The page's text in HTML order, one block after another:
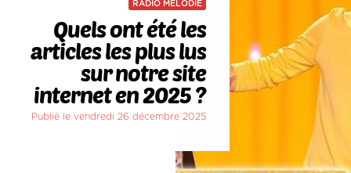
RADIO MÉLODIE
Quels ont été les
articles les plus lus
sur notre site
internet en 2025 ?
Publié le vendredi 26 décembre 2025